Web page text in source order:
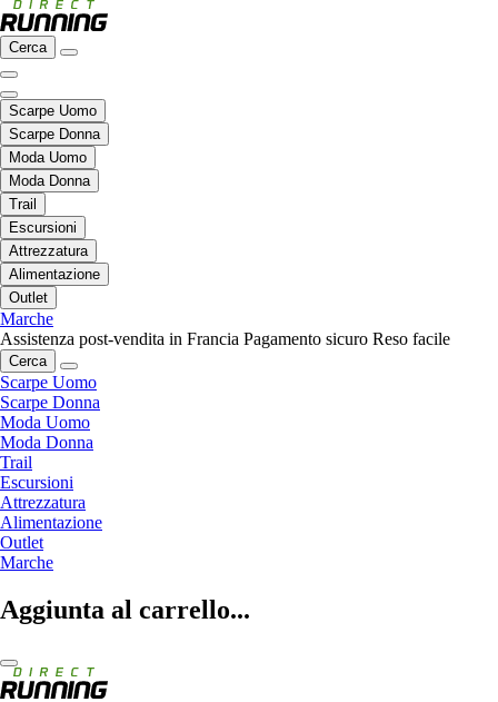
Cerca
Scarpe Uomo
Scarpe Donna
Moda Uomo
Moda Donna
Trail
Escursioni
Attrezzatura
Alimentazione
Outlet
Marche
Assistenza post-vendita in Francia Pagamento sicuro Reso facile
Cerca
Scarpe Uomo
Scarpe Donna
Moda Uomo
Moda Donna
Trail
Escursioni
Attrezzatura
Alimentazione
Outlet
Marche
Aggiunta al carrello...